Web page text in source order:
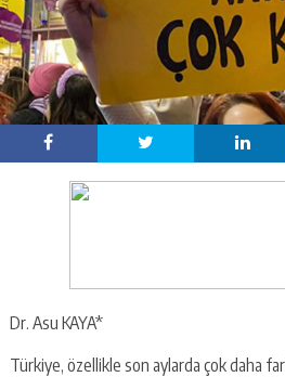
Dr. Asu KAYA*
Türkiye, özellikle son aylarda çok daha